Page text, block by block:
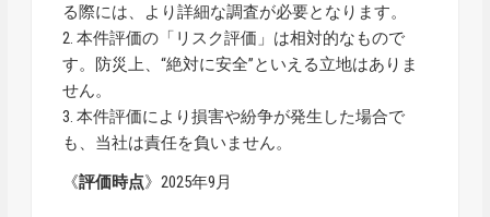
る際には、より詳細な調査が必要となります。
2. 本件評価の「リスク評価」は相対的なもので
す。防災上、“絶対に安全”といえる立地はありま
せん。
3. 本件評価により損害や紛争が発生した場合で
も、当社は責任を負いません。
《評価時点》2025年9月